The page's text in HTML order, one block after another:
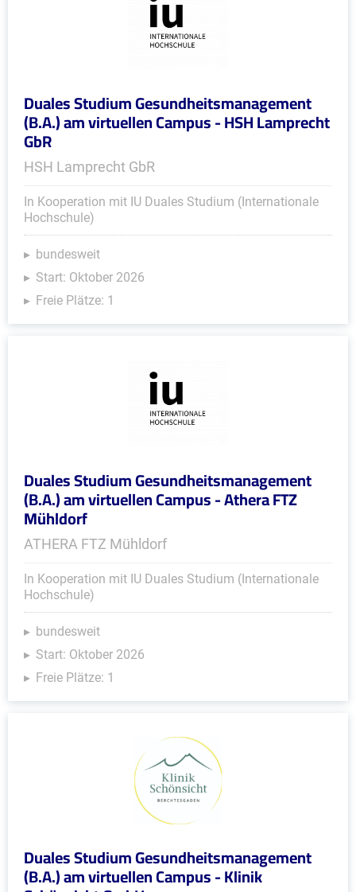
Duales Studium Gesundheitsmanagement
(B.A.) am virtuellen Campus - HSH Lamprecht
GbR
HSH Lamprecht GbR
In Kooperation mit IU Duales Studium (Internationale
Hochschule)
bundesweit
Start: Oktober 2026
Freie Plätze: 1
Duales Studium Gesundheitsmanagement
(B.A.) am virtuellen Campus - Athera FTZ
Mühldorf
ATHERA FTZ Mühldorf
In Kooperation mit IU Duales Studium (Internationale
Hochschule)
bundesweit
Start: Oktober 2026
Freie Plätze: 1
Duales Studium Gesundheitsmanagement
(B.A.) am virtuellen Campus - Klinik